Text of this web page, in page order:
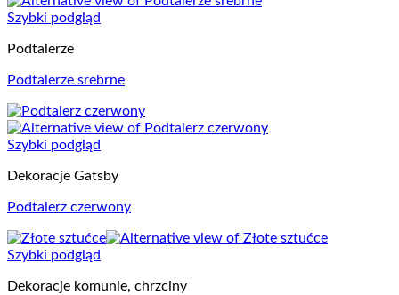
Szybki podgląd
Podtalerze
Podtalerze srebrne
Szybki podgląd
Dekoracje Gatsby
Podtalerz czerwony
Szybki podgląd
Dekoracje komunie, chrzciny